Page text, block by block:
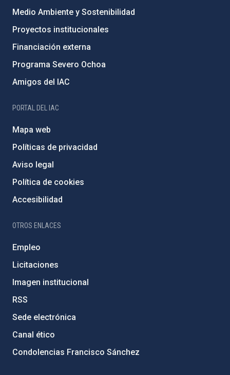
Medio Ambiente y Sostenibilidad
Proyectos institucionales
Financiación externa
Programa Severo Ochoa
Amigos del IAC
PORTAL DEL IAC
Mapa web
Políticas de privacidad
Aviso legal
Política de cookies
Accesibilidad
OTROS ENLACES
Empleo
Licitaciones
Imagen institucional
RSS
Sede electrónica
Canal ético
Condolencias Francisco Sánchez